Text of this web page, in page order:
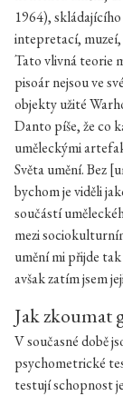
1964),
intepretací, muzeí,
Tato vlivná teorie
pisoár nejsou ve
objekty užité
Danto píše, že co
uměleckými
Světa umění. Bez
bychom je viděli
součástí
mezi
umění mi přijde
avšak zatím jsem
Jak zkoumat
V současné době
psychometrické
testují schopnost